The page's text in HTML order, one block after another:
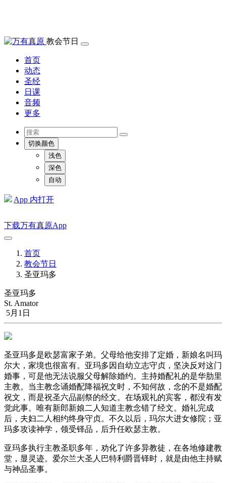
教会节日
首页
动态
圣经
日课
音频
更多
切换颜色
浅色
深色
自动
App 内打开
下载万有真原App
首页
教会节日
圣亚玛多
圣亚玛多
St. Amator
5月1日
圣亚玛多是欧瑟富家子弟。父母给他安排了定婚，新娘名叫玛
尔大，家境也很富有。亚玛多因自幼立志守贞，坚决反对这门
婚事，可是他无法说服父母解除婚约。主持婚配礼的是华肋里
主教。当主教念诵婚配降福祝文时，不知何故，念的不是婚配
祝文，而是祝圣六品副祭的经文。在场观礼的宾客，都没有发
觉此事。唯有新郎新娘二人知道主教念错了经文。婚礼完成
后，夫妇二人相约终身守贞。不久以后，玛尔大进女修院；亚
玛多攻读神学，领受铎品，后升任欧瑟主教。
亚玛多执行主教圣职多年，劝化了许多异教徒，在各地修建教
堂，显灵迹。爱尔兰大圣人巴特利爵晋铎时，就是由他主持赋
与神品圣事。